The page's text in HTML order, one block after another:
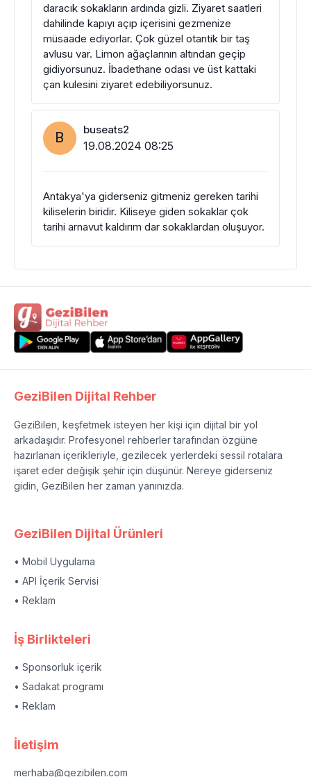
daracık sokakların ardında gizli. Ziyaret saatleri
dahilinde kapıyı açıp içerisini gezmenize
müsaade ediyorlar. Çok güzel otantik bir taş
avlusu var. Limon ağaçlarının altından geçip
gidiyorsunuz. İbadethane odası ve üst kattaki
çan kulesini ziyaret edebiliyorsunuz.
B buseats2
19.08.2024 08:25
Antakya'ya giderseniz gitmeniz gereken tarihi
kiliselerin biridir. Kiliseye giden sokaklar çok
tarihi arnavut kaldırım dar sokaklardan oluşuyor.
GeziBilen Dijital Rehber
GeziBilen, keşfetmek isteyen her kişi için dijital bir yol
arkadaşıdır. Profesyonel rehberler tarafından özgüne
hazırlanan içerikleriyle, gezilecek yerlerdeki sessil rotalara
işaret eder değişik şehir için düşünür. Nereye giderseniz
gidin, GeziBilen her zaman yanınızda.
GeziBilen Dijital Ürünleri
• Mobil Uygulama
• API İçerik Servisi
• Reklam
İş Birlikteleri
• Sponsorluk içerik
• Sadakat programı
• Reklam
İletişim
merhaba@gezibilen.com